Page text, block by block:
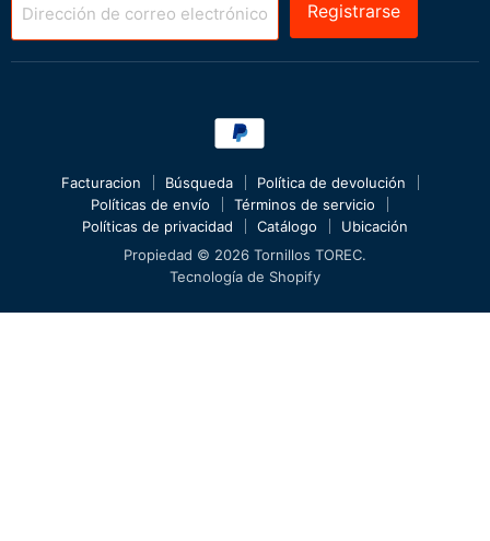
Dirección de correo electrónico Registrarse
Facturacion Búsqueda
Política de devolución
Políticas de envío
Términos de servicio
Políticas de privacidad
Catálogo
Ubicación
Propiedad © 2026 Tornillos TOREC.
Tecnología de Shopify